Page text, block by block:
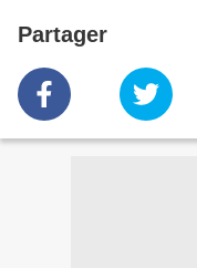
Partager